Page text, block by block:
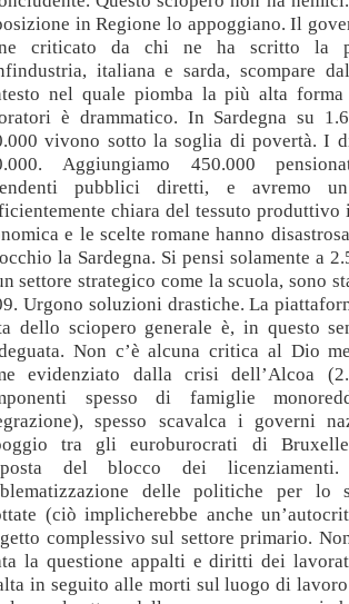
in Regione lo appoggiano. Il
criticato da chi ne ha scritto la
italiana e sarda, scompare
nel quale piomba la più alta
è drammatico. In Sardegna su
vivono sotto la soglia di povertà. I
Aggiungiamo 450.000
pubblici diretti, e avremo
chiara del tessuto produttivo
e le scelte romane hanno
la Sardegna. Si pensi solamente a
settore strategico come la scuola, sono
Urgono soluzioni drastiche. La
dello sciopero generale è, in questo
Non c’è alcuna critica al Dio
evidenziato dalla crisi dell’Alcoa
spesso di famiglie
spesso scavalca i governi
tra gli euroburocrati di
del blocco dei
delle politiche per lo
(ciò implicherebbe anche
complessivo sul settore primario.
la questione appalti e diritti dei
in seguito alle morti sul luogo di